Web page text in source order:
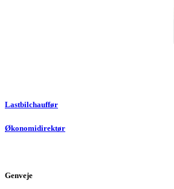
Lastbilchauffør
Økonomidirektør
Genveje